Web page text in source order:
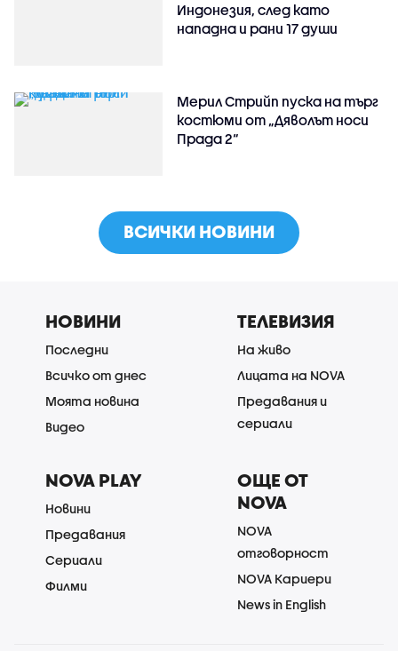
Индонезия, след като
нападна и рани 17 души
Мерил Стрийп пуска на търг
костюми от „Дяволът носи
Прада 2“
ВСИЧКИ НОВИНИ
НОВИНИ
Последни
Всичко от днес
Моята новина
Видео
ТЕЛЕВИЗИЯ
На живо
Лицата на NOVA
Предавания и
сериали
NOVA PLAY
Новини
Предавания
Сериали
Филми
ОЩЕ ОТ
NOVA
NOVA
отговорност
NOVA Кариери
News in English